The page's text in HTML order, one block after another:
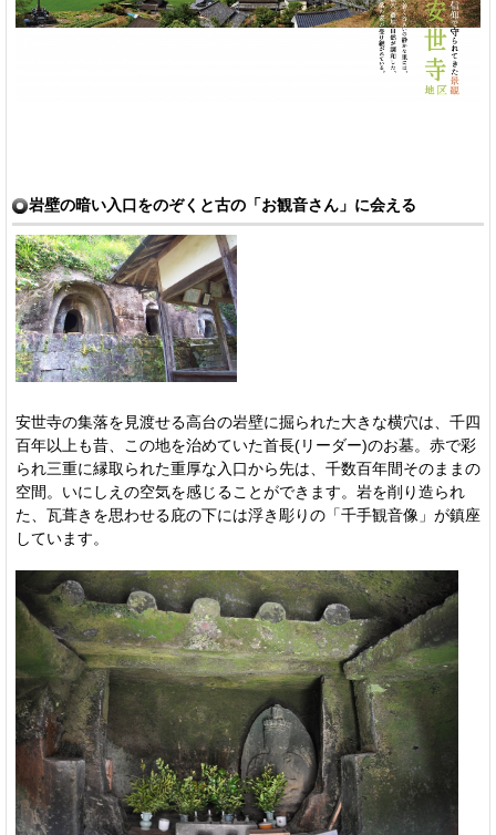
岩壁の暗い入口をのぞくと古の「お観音さん」に会える
安世寺の集落を見渡せる高台の岩壁に掘られた大きな横穴は、千四
百年以上も昔、この地を治めていた首長(リーダー)のお墓。赤で彩
られ三重に縁取られた重厚な入口から先は、千数百年間そのままの
空間。いにしえの空気を感じることができます。岩を削り造られ
た、瓦葺きを思わせる庇の下には浮き彫りの「千手観音像」が鎮座
しています。